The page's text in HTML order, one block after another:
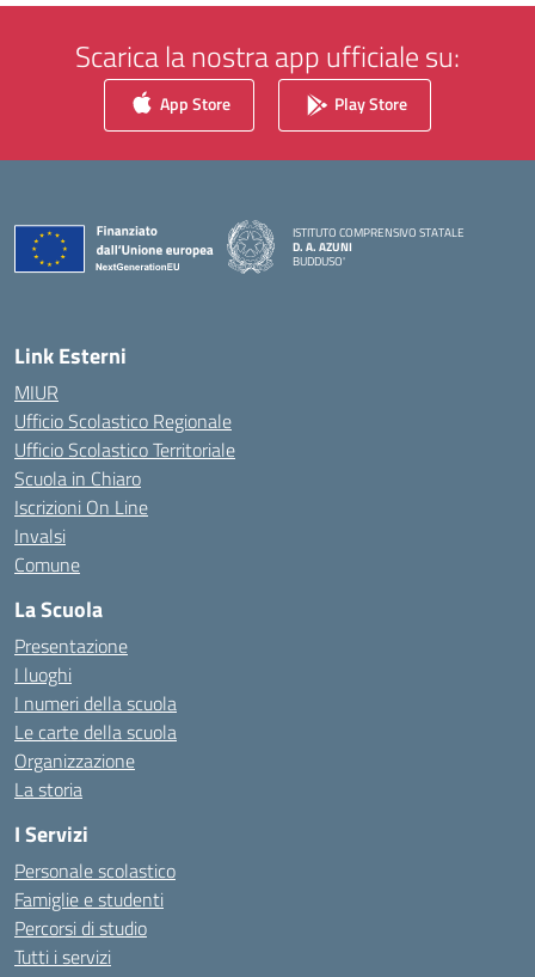
Scarica la nostra app ufficiale su:
App Store Play Store
ISTITUTO COMPRENSIVO STATALE
D. A. AZUNI
BUDDUSO'
Link Esterni
MIUR
Ufficio Scolastico Regionale
Ufficio Scolastico Territoriale
Scuola in Chiaro
Iscrizioni On Line
Invalsi
Comune
La Scuola
Presentazione
I luoghi
I numeri della scuola
Le carte della scuola
Organizzazione
La storia
I Servizi
Personale scolastico
Famiglie e studenti
Percorsi di studio
Tutti i servizi